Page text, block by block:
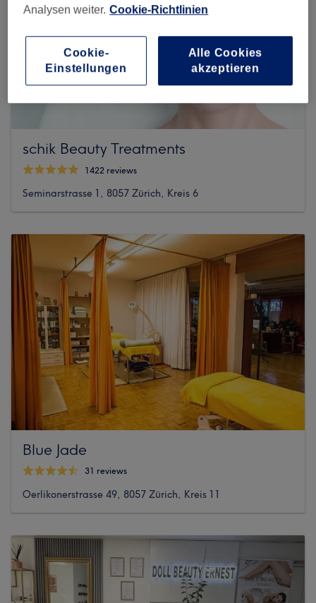
schik Beauty Treatments
1422 reviews
Seminarstrasse 1, 8057 Zürich, Kreis 6
Blue Jade
31 reviews
Oerlikonerstrasse 49, 8057 Zürich, Kreis 11
Analysen weiter. Cookie-Richtlinien
Alle Cookies
akzeptieren
Cookie-
Einstellungen